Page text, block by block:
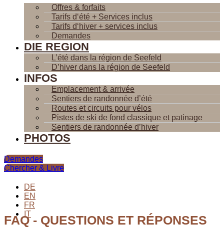
Offres & forfaits
Tarifs d‘été + Services inclus
Tarifs d‘hiver + services inclus
Demandes
DIE REGION
L’été dans la région de Seefeld
D’hiver dans la région de Seefeld
INFOS
Emplacement & arrivée
Sentiers de randonnée d’été
Routes et circuits pour vélos
Pistes de ski de fond classique et patinage
Sentiers de randonnée d’hiver
PHOTOS
Demandes
Chercher & Livre
DE
EN
FR
IT
FAQ - QUESTIONS ET RÉPONSES